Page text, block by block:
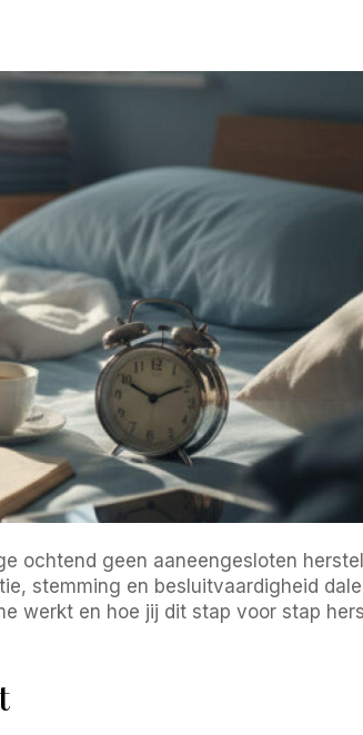
ochtend geen aaneengesloten
stemming en besluitvaardigheid
werkt en hoe jij dit stap voor stap